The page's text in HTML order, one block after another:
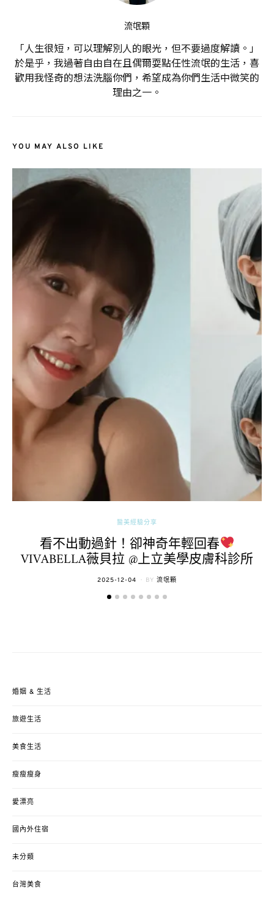
流氓顆
「人生很短，可以理解別人的眼光，但不要過度解讀。」
於是乎，我過著自由自在且偶爾耍點任性流氓的生活，喜
歡用我怪奇的想法洗腦你們，希望成為你們生活中微笑的
理由之一。
YOU MAY ALSO LIKE
醫美經驗分享
看不出動過針！卻神奇年輕回春
VIVABELLA薇貝拉 @上立美學皮膚科診所
POSTED
2025-12-04 BY 流氓顆
婚姻 & 生活
旅遊生活
美食生活
瘦瘦瘦身
愛漂亮
國內外住宿
未分類
台灣美食